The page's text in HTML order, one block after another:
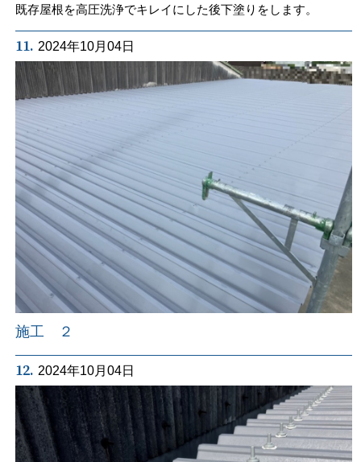
既存屋根を高圧洗浄でキレイにした後下塗りをします。
11. 2024年10月04日
施工 ２
12. 2024年10月04日